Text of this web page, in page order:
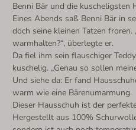
Benni Bär und die kuscheligsten
Eines Abends saß Benni Bär in
doch seine kleinen Tatzen
warmhalten?“, überlegte er.
Da fiel ihm sein flauschiger
kuschelig. „Genau so sollen
Und siehe da: Er fand
warm wie eine Bärenumarmung.
Dieser Hausschuh ist der
Hergestellt aus 100%